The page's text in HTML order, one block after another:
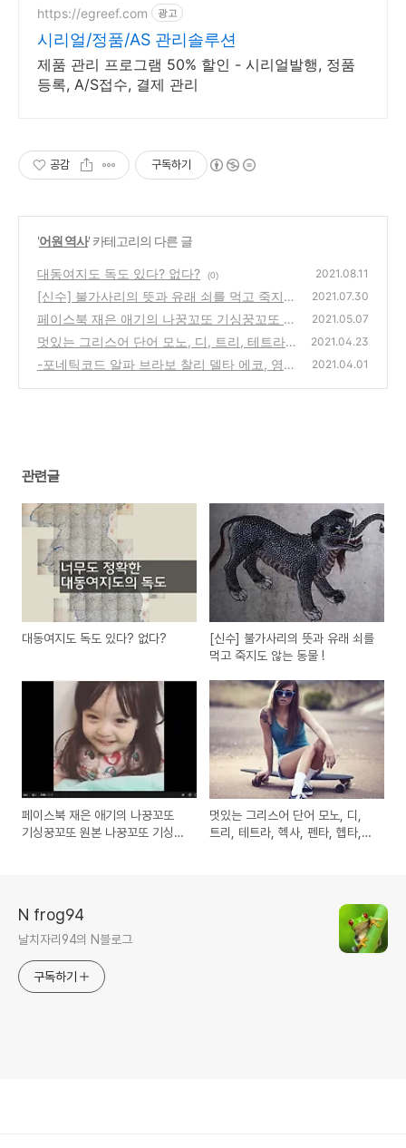
https://egreef.com 광고
시리얼/정품/AS 관리솔루션
제품 관리 프로그램 50% 할인 - 시리얼발행, 정품
등록, A/S접수, 결제 관리
공감 구독하기
'어원 역사' 카테고리의 다른 글
대동여지도 독도 있다? 없다? (0) 2021.08.11
[신수] 불가사리의 뜻과 유래 쇠를 먹고 죽지도
않는 동물 !
(0)
2021.07.30
페이스북 재은 애기의 나꿍꼬또 기싱꿍꼬또 원
본 나꿍꼬또 기싱꿍꼬또 뜻
(0)
2021.05.07
멋있는 그리스어 단어 모노, 디, 트리, 테트라,
헥사, 펜타, 헵타, 옥타... 라틴어 숫자 우노 듀
2021.04.23
-포네틱코드 알파 브라보 찰리 델타 에코, 영어
2021.04.01
관련글
대동여지도 독도 있다? 없다?
[신수] 불가사리의 뜻과 유래 쇠를
먹고 죽지도 않는 동물 !
페이스북 재은 애기의 나꿍꼬또
기싱꿍꼬또 원본 나꿍꼬또 기싱꿍
멋있는 그리스어 단어 모노, 디,
트리, 테트라, 헥사, 펜타, 헵타,
N frog94
날치자리94의 N블로그
구독하기